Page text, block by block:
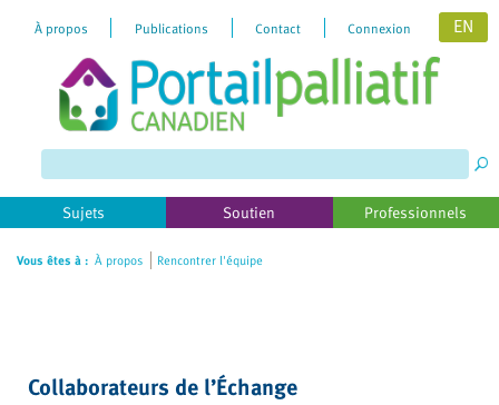
website
includes
an
accessibility
À propos Publications Contact Connexion EN
Sujets Soutien Professionnels
Vous êtes à : À propos Rencontrer l'équipe
Collaborateurs de l’Échange